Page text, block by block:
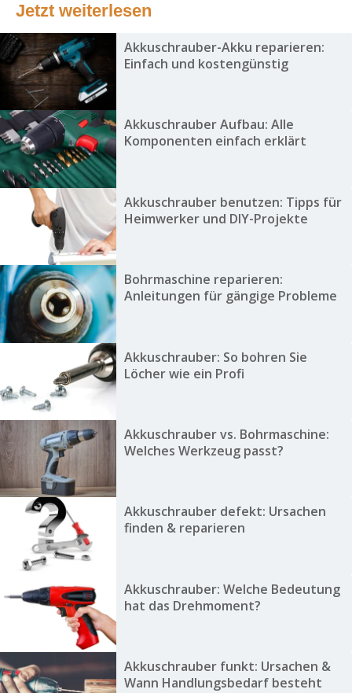
Jetzt weiterlesen
Akkuschrauber-Akku reparieren:
Einfach und kostengünstig
Akkuschrauber Aufbau: Alle
Komponenten einfach erklärt
Akkuschrauber benutzen: Tipps für
Heimwerker und DIY-Projekte
Bohrmaschine reparieren:
Anleitungen für gängige Probleme
Akkuschrauber: So bohren Sie
Löcher wie ein Profi
Akkuschrauber vs. Bohrmaschine:
Welches Werkzeug passt?
Akkuschrauber defekt: Ursachen
finden & reparieren
Akkuschrauber: Welche Bedeutung
hat das Drehmoment?
Akkuschrauber funkt: Ursachen &
Wann Handlungsbedarf besteht